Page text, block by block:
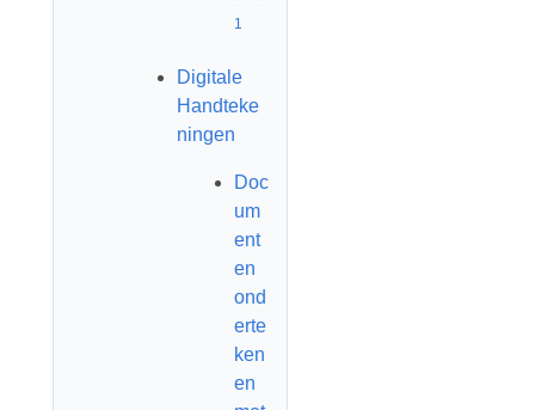
1
Digitale
Handteke
ningen
Doc
um
ent
en
ond
erte
ken
en